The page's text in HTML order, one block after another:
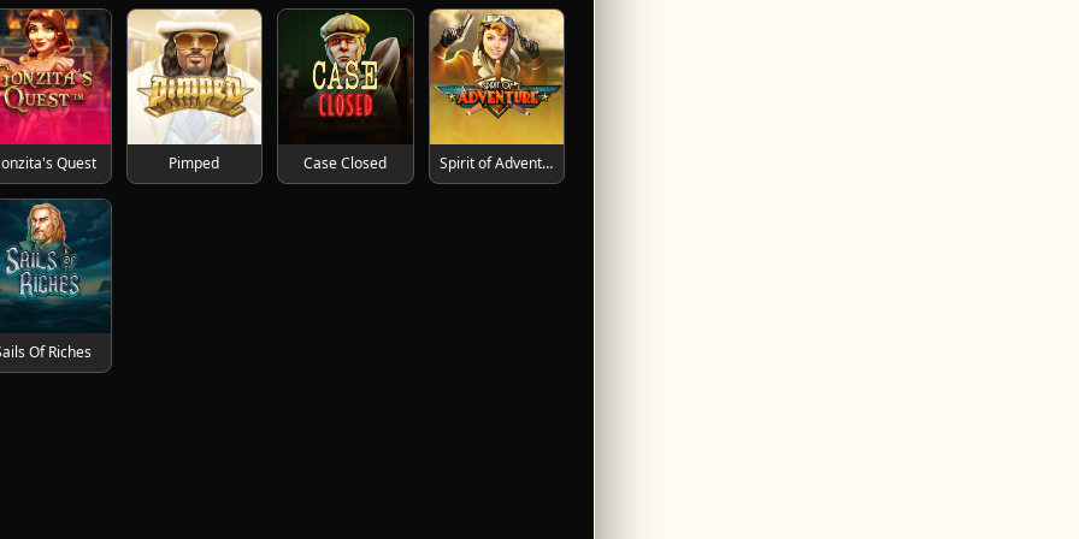
Quest Pimped Case Closed Spirit of Adventure
Of Riches